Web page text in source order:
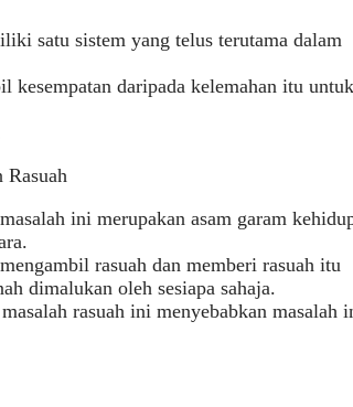
satu sistem yang telus terutama dalam
kesempatan daripada kelemahan itu untuk
Rasuah
ini merupakan asam garam
rasuah dan memberi rasuah itu
dimalukan oleh sesiapa sahaja.
rasuah ini menyebabkan masalah